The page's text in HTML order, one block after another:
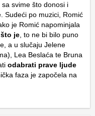
svime što donosi i
Sudeći po muzici, Romić
je Romić napominjala
je , to ne bi bilo puno
a u slučaju Jelene
Lea Beslaća te Bruna
odabrati prave ljude
faza je započela na